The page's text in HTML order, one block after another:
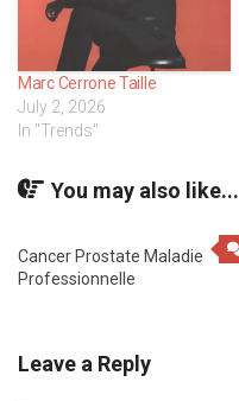
Marc Cerrone Taille
July 2, 2026
In "Trends"
You may also like...
Cancer Prostate Maladie
Professionnelle
Leave a Reply